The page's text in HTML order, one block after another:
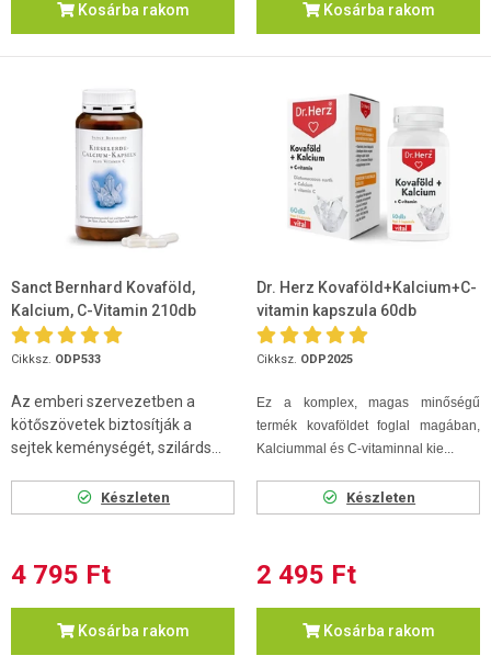
Kosárba rakom Kosárba rakom
Sanct Bernhard Kovaföld,
Kalcium, C-Vitamin 210db
Cikksz. ODP533
Az emberi szervezetben a
kötőszövetek biztosítják a
sejtek keménységét, szilárds...
Készleten
4 795 Ft
Kosárba rakom
Dr. Herz Kovaföld+Kalcium+C-
vitamin kapszula 60db
Cikksz. ODP2025
Ez a komplex, magas minőségű
termék kovaföldet foglal magában,
Kalciummal és C-vitaminnal kie...
Készleten
2 495 Ft
Kosárba rakom